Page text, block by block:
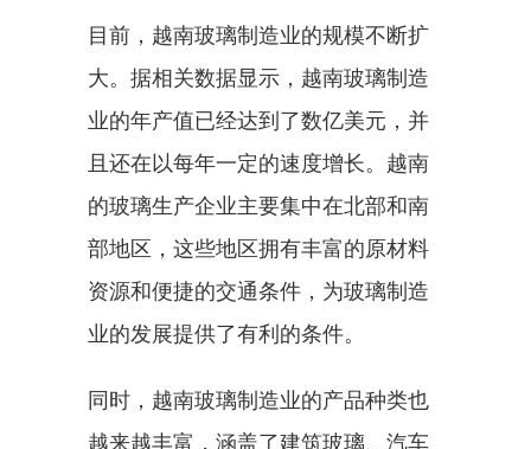
目前，越南玻璃制造业的规模不断扩
大。据相关数据显示，越南玻璃制造
业的年产值已经达到了数亿美元，并
且还在以每年一定的速度增长。越南
的玻璃生产企业主要集中在北部和南
部地区，这些地区拥有丰富的原材料
资源和便捷的交通条件，为玻璃制造
业的发展提供了有利的条件。
同时，越南玻璃制造业的产品种类也
越来越丰富，涵盖了建筑玻璃、汽车